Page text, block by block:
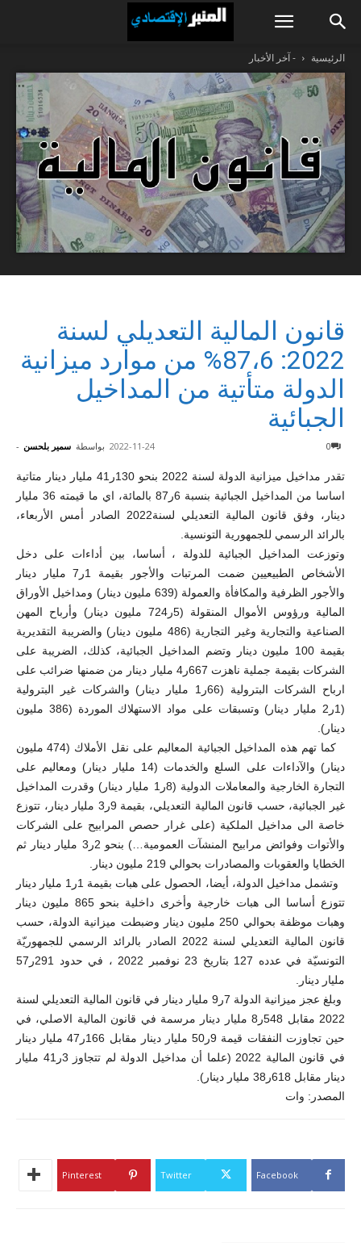
الرئيسية - آخر الأخبار
قانون المالية التعديلي لسنة
2022: 87،6% من موارد ميزانية
الدولة متأتية من المداخيل
الجبائية
بواسطة سمير بلحسن - 2022-11-24 0
تقدر مداخيل ميزانية الدولة لسنة 2022 بنحو 130ر41 مليار دينار متاتية
اساسا من المداخيل الجبائية بنسبة 6ر87 بالمائة، اي ما قيمته 36 مليار
دينار، وفق قانون المالية التعديلي لسنة2022 الصادر أمس الأربعاء،
بالرائد الرسمي للجمهورية التونسية.
وتوزعت المداخيل الجبائية للدولة ، أساسا، بين أداءات على دخل
الأشخاص الطبيعيين ضمت المرتبات والأجور بقيمة 1ر7 مليار دينار
والأجور الظرفية والمكافأة والعمولة (639 مليون دينار) ومداخيل الأوراق
المالية ورؤوس الأموال المنقولة (5ر724 مليون دينار) وأرباح المهن
الصناعية والتجارية وغير التجارية (486 مليون دينار) والضريبة التقديرية
بقيمة 100 مليون دينار وتضم المداخيل الجبائية، كذلك، الضريبة على
الشركات بقيمة جملية ناهزت 667ر4 مليار دينار من ضمنها ضرائب على
ارباح الشركات البترولية (66ر1 مليار دينار) والشركات غير البترولية
(1ر2 مليار دينار) وتسبقات على مواد الاستهلاك الموردة (386 مليون
دينار).
كما تهم هذه المداخيل الجبائية المعاليم على نقل الأملاك (474 مليون
دينار) والآداءات على السلع والخدمات (14 مليار دينار) ومعاليم على
التجارة الخارجية والمعاملات الدولية (8ر1 مليار دينار) وقدرت المداخيل
غير الجبائية، حسب قانون المالية التعديلي، بقيمة 9ر3 مليار دينار، تتوزع
خاصة الى مداخيل الملكية (على غرار حصص المرابيح على الشركات
والأتوات وفوائض مرابيح المنشآت العمومية…) بنحو 2ر3 مليار دينار ثم
الخطايا والعقوبات والمصادرات بحوالي 219 مليون دينار.
وتشمل مداخيل الدولة، أيضا، الحصول على هبات بقيمة 1ر1 مليار دينار
تتوزع أساسا الى هبات خارجية وأخرى داخلية بنحو 865 مليون دينار
وهبات موظفة بحوالي 250 مليون دينار وضبطت ميزانية الدولة، حسب
قانون المالية التعديلي لسنة 2022 الصادر بالرائد الرسمي للجمهوريّة
التونسيّة في عدده 127 بتاريخ 23 نوفمبر 2022 ، في حدود 291ر57
مليار دينار.
وبلغ عجز ميزانية الدولة 7ر9 مليار دينار في قانون المالية التعديلي لسنة
2022 مقابل 548ر8 مليار دينار مرسمة في قانون المالية الاصلي، في
حين تجاوزت النفقات قيمة 9ر50 مليار دينار مقابل 166ر47 مليار دينار
في قانون المالية 2022 (علما أن مداخيل الدولة لم تتجاوز 3ر41 مليار
دينار مقابل 618ر38 مليار دينار).
المصدر: وات
Facebook
Twitter
Pinterest